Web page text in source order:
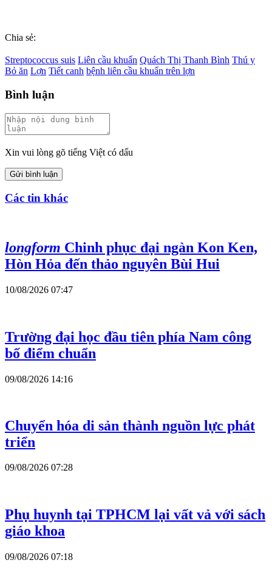
Chia sẻ:
Streptococcus suis Liên cầu khuẩn Quách Thị Thanh Bình Thú y
Bỏ ăn Lợn Tiết canh bệnh liên cầu khuẩn trên lợn
Bình luận
Xin vui lòng gõ tiếng Việt có dấu
Gửi bình luận
Các tin khác
longform Chinh phục đại ngàn Kon Ken,
Hòn Hỏa đến thảo nguyên Bùi Hui
10/08/2026 07:47
Trường đại học đầu tiên phía Nam công
bố điểm chuẩn
09/08/2026 14:16
Chuyển hóa di sản thành nguồn lực phát
triển
09/08/2026 07:28
Phụ huynh tại TPHCM lại vất vả với sách
giáo khoa
09/08/2026 07:18